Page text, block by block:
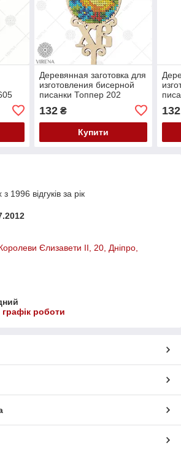
Деревянная заготовка для
изготовления бисерной
писанки Топпер 202
132₴
Купити
132
1996 відгуків за рік
Єлизавети ІІ, 20, Дніпро,
роботи